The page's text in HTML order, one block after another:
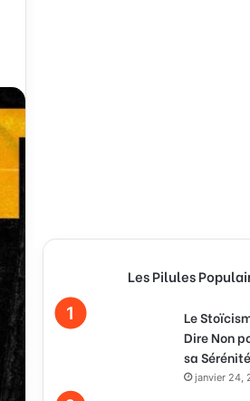
Les Pilules
Le
Dire Non
sa Sérénité
janvier 24,